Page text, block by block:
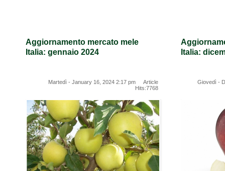
Aggiornamento mercato mele
Italia: gennaio 2024
Martedì - January 16, 2024 2:17 pm Article
Hits:7768
Italia:
Giovedì -